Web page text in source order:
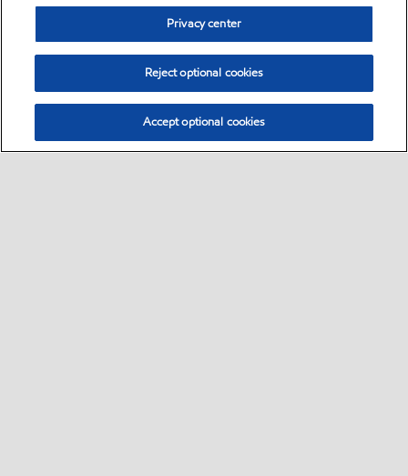
Privacy center
Reject optional cookies
Accept optional cookies